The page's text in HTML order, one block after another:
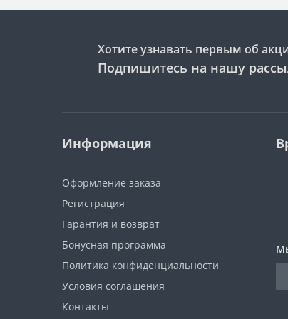
Хотите узнавать первым об
Подпишитесь на нашу
Информация
Оформление заказа
Регистрация
Гарантия и возврат
Бонусная программа
Политика конфиденциальности
Условия соглашения
Контакты